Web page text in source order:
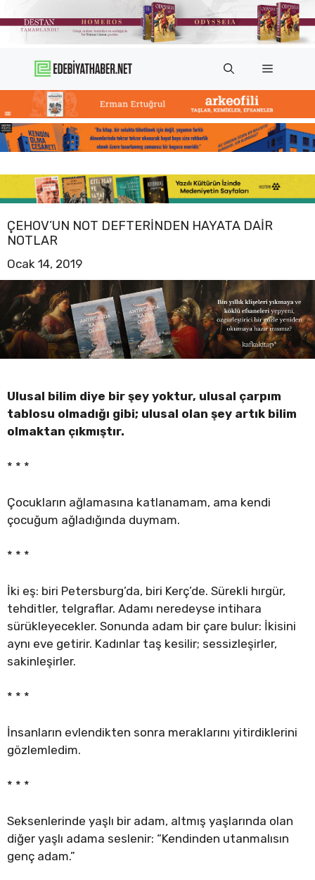
atla
Menü
ÇEHOV’UN NOT DEFTERINDEN HAYATA DAIR
NOTLAR
Ocak 14, 2019
Ulusal bilim diye bir şey yoktur, ulusal çarpım
tablosu olmadığı gibi; ulusal olan şey artık bilim
olmaktan çıkmıştır.
* * *
Çocukların ağlamasına katlanamam, ama kendi
çocuğum ağladığında duymam.
* * *
İki eş: biri Petersburg’da, biri Kerç’de. Sürekli hırgür,
tehditler, telgraflar. Adamı neredeyse intihara
sürükleyecekler. Sonunda adam bir çare bulur: İkisini
aynı eve getirir. Kadınlar taş kesilir; sessizleşirler,
sakinleşirler.
* * *
İnsanların evlendikten sonra meraklarını yitirdiklerini
gözlemledim.
* * *
Seksenlerinde yaşlı bir adam, altmış yaşlarında olan
diğer yaşlı adama seslenir: “Kendinden utanmalısın
genç adam.”